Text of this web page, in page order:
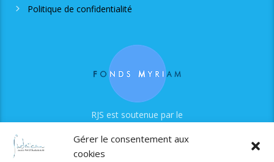
Gérer le consentement aux
cookies
Politique de confidentialité
RJS est soutenue par le